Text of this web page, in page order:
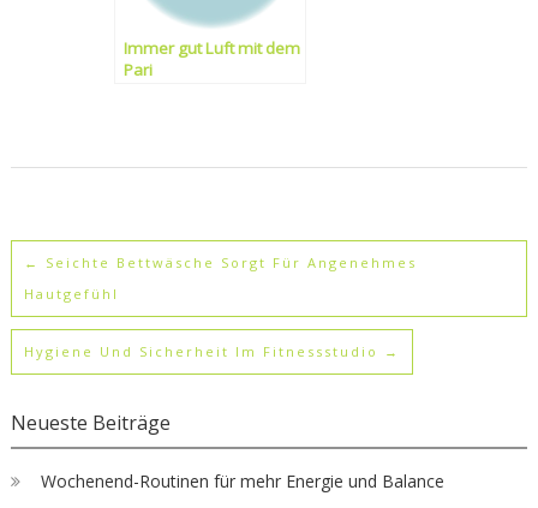
Immer gut Luft mit dem
Pari
←
Seichte Bettwäsche Sorgt Für Angenehmes
Hautgefühl
Hygiene Und Sicherheit Im Fitnessstudio →
Neueste Beiträge
Wochenend-Routinen für mehr Energie und Balance